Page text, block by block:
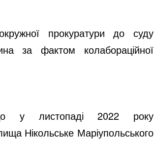
прокуратури до суду
за фактом колабораційної
що у листопаді 2022 року
Нікольське Маріупольського